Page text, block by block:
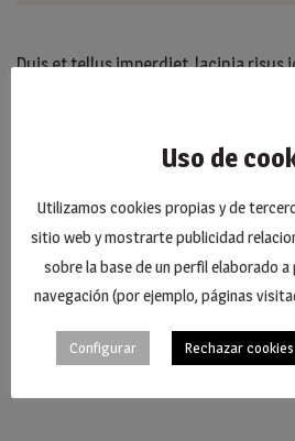
Duis et tellus imperdiet, lacinia risus
egestas in. Aenean quam augue,
Uso de
Utilizamos cookies propias y de
sitio web y mostrarte publicidad
sobre la base de un perfil elaborado
navegación (por ejemplo, páginas
Configurar Rechazar cookies